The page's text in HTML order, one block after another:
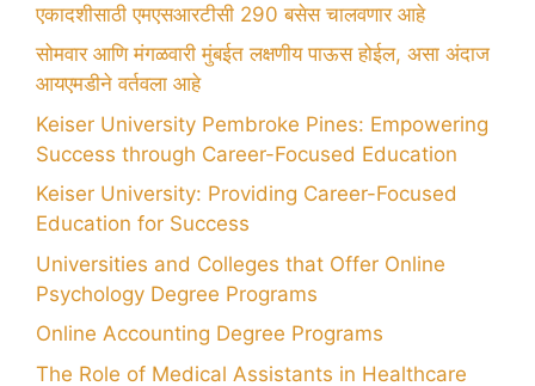
एकादशीसाठी एमएसआरटीसी 290 बसेस चालवणार आहे
सोमवार आणि मंगळवारी मुंबईत लक्षणीय पाऊस होईल, असा अंदाज
आयएमडीने वर्तवला आहे
Keiser University Pembroke Pines: Empowering
Success through Career-Focused Education
Keiser University: Providing Career-Focused
Education for Success
Universities and Colleges that Offer Online
Psychology Degree Programs
Online Accounting Degree Programs
The Role of Medical Assistants in Healthcare